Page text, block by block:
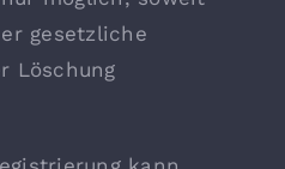
gesetzliche
Löschung